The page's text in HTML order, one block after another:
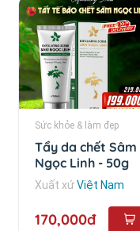
Sức khỏe & làm đẹp
Tẩy da chết Sâm
Ngọc Linh - 50g
Xuất xứViệt Nam
170,000đ